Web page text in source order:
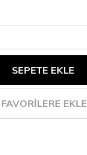
FAVORILERE EKLE